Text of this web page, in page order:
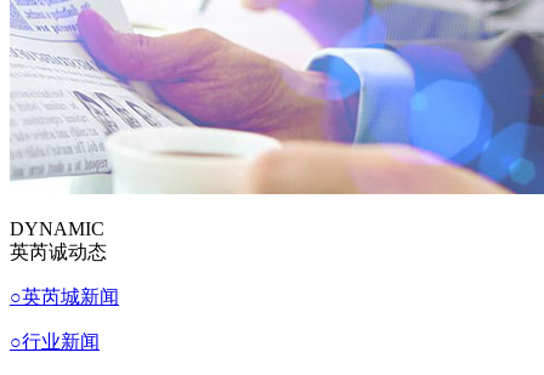
DYNAMIC
英芮诚动态
○英芮城新闻
○行业新闻